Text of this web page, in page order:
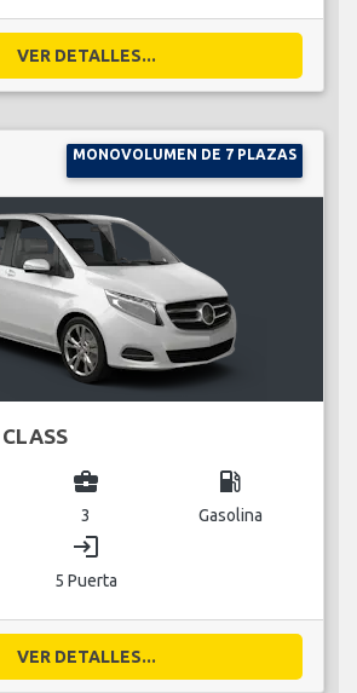
VER DETALLES...
MONOVOLUMEN DE 7 PLAZAS
business_center
3
local_gas_station
Gasolina
login
5 Puerta
VER DETALLES...